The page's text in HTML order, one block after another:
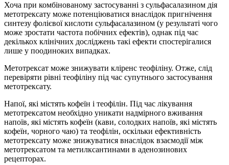
Хоча при комбінованому застосуванні з сульфасалазином дія
метотрексату може потенціюватися внаслідок пригнічення
синтезу фолієвої кислоти сульфасалазином (у результаті чого
може зростати частота побічних ефектів), однак під час
декількох клінічних досліджень такі ефекти спостерігалися
лише у поодиноких випадках.
Метотрексат може знижувати кліренс теофіліну. Отже, слід
перевіряти рівні теофіліну під час супутнього застосування
метотрексату.
Напої, які містять кофеїн і теофілін. Під час лікування
метотрексатом необхідно уникати надмірного вживання
напоїв, які містять кофеїн (кави, солодких напоїв, які містять
кофеїн, чорного чаю) та теофілін, оскільки ефективність
метотрексату може знижуватися внаслідок взаємодії між
метотрексатом та метилксантинами в аденозинових
рецепторах.